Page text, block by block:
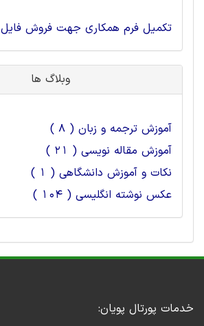
تکمیل فرم همکاری جهت فروش فایل
وبلاگ ها
آموزش ترجمه و زبان ( 8 )
آموزش مقاله نویسی ( 21 )
نکات و آموزش دانشگاهی ( 1 )
عکس نوشته انگلیسی ( 104 )
خدمات پورتال پویان: